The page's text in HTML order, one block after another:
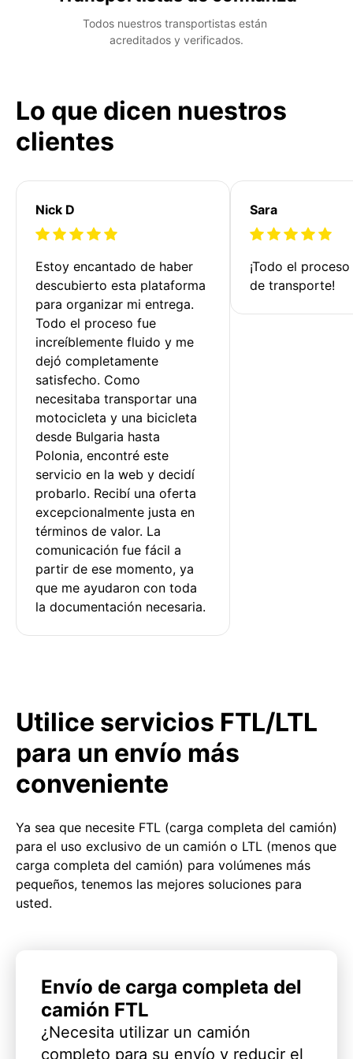
Todos nuestros transportistas están
acreditados y verificados.
Lo que dicen nuestros
clientes
Nick D
Estoy encantado de haber
descubierto esta plataforma
para organizar mi entrega.
Todo el proceso fue
increíblemente fluido y me
dejó completamente
satisfecho. Como
necesitaba transportar una
motocicleta y una bicicleta
desde Bulgaria hasta
Polonia, encontré este
servicio en la web y decidí
probarlo. Recibí una oferta
excepcionalmente justa en
términos de valor. La
comunicación fue fácil a
partir de ese momento, ya
que me ayudaron con toda
la documentación necesaria.
Sara
¡Todo el
de transporte!
Utilice servicios FTL/LTL
para un envío más
conveniente
Ya sea que necesite FTL (carga completa del camión)
para el uso exclusivo de un camión o LTL (menos que
carga completa del camión) para volúmenes más
pequeños, tenemos las mejores soluciones para
usted.
Envío de carga completa del
camión FTL
¿Necesita utilizar un camión
completo para su envío y reducir el